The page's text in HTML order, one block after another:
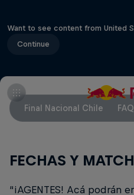
Want to see content from United
Continue
Final Nacional Chile
FECHAS Y
“¡AGENTES! Acá podrán